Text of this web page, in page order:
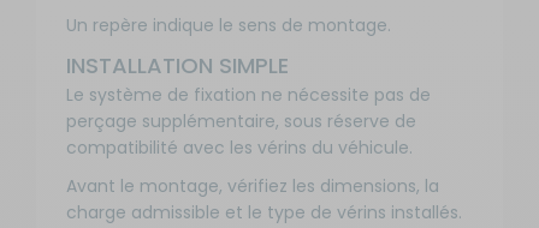
Un repère indique le sens de montage.
INSTALLATION SIMPLE
Le système de fixation ne nécessite pas de
perçage supplémentaire, sous réserve de
compatibilité avec les vérins du véhicule.
Avant le montage, vérifiez les dimensions, la
charge admissible et le type de vérins installés.